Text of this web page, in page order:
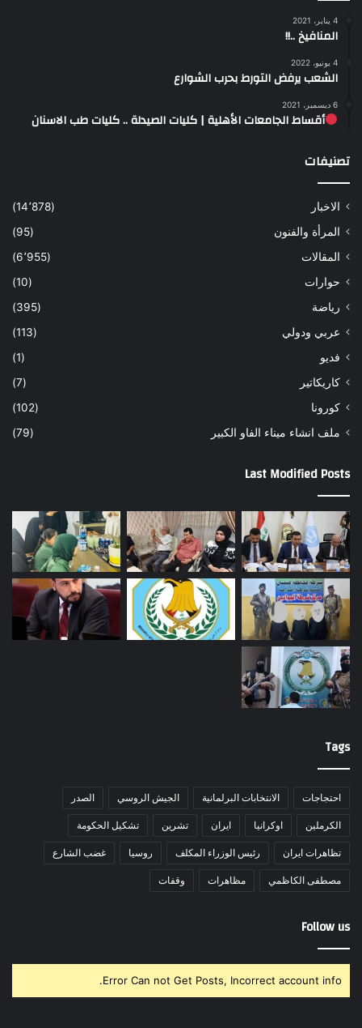
4 يناير، 2021
المنافيخ ..!!
4 يونيو، 2022
الشعب يرفض التورط بحرب الشوارع
6 ديسمبر، 2021
أقساط الجامعات الأهلية | كليات الصيدلة .. كليات طب الاسنان
تصنيفات
الاخبار
(14٬878)
المرأة والفنون
(95)
المقالات
(6٬955)
حوارات
(10)
رياضة
(395)
عربي ودولي
(113)
فديو
(1)
كاريكاتير
(7)
كورونا
(102)
ملف انشاء ميناء الفاو الكبير
(79)
Last Modified Posts
Tags
احتجاجات الانتخابات البرلمانية الجيش الروسي الصدر
الكرملين اوكرانيا ايران تشرين تشكيل الحكومة
تظاهرات ايران رئيس الوزراء المكلف روسيا غضب الشارع
مصطفى الكاظمي مظاهرات وقفات
Follow us
Error Can not Get Posts, Incorrect account info.